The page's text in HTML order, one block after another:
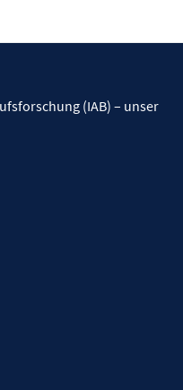
(IAB) – unser